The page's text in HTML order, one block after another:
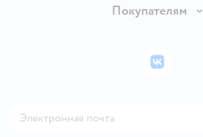
Правила продажи
Политика использования
Вакансии
Покупателям
Бонусные карты
ВКонтакте